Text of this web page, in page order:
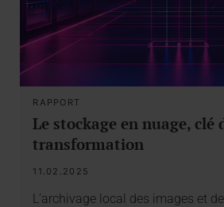
RAPPORT
Le stockage en nuage, clé
transformation
11.02.2025
L’archivage local des images et